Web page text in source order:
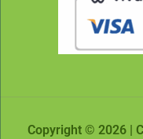
Copyright © 2026 |